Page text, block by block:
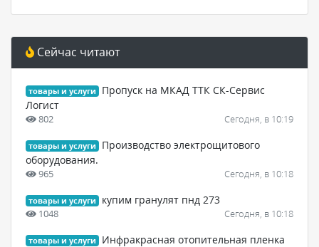
Сейчас читают
товары и услуги
Пропуск на МКАД ТТК СК-Сервис
Логист
802 Сегодня, в 10:19
товары и услуги
Производство электрощитового
оборудования.
965 Сегодня, в 10:18
товары и услуги купим гранулят пнд 273
1048 Сегодня, в 10:18
товары и услуги
Инфракрасная отопительная пленка